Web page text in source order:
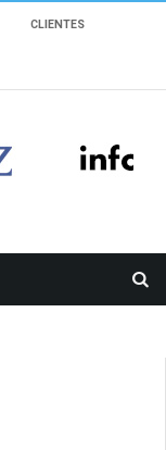
CLIENTES